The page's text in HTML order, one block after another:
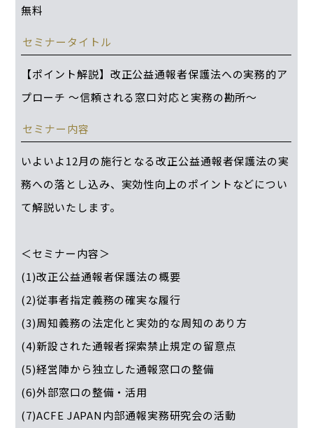
無料
セミナータイトル
【ポイント解説】改正公益通報者保護法への実務的ア
プローチ ～信頼される窓口対応と実務の勘所～
セミナー内容
いよいよ12月の施行となる改正公益通報者保護法の実
務への落とし込み、実効性向上のポイントなどについ
て解説いたします。
＜セミナー内容＞
(1)改正公益通報者保護法の概要
(2)従事者指定義務の確実な履行
(3)周知義務の法定化と実効的な周知のあり方
(4)新設された通報者探索禁止規定の留意点
(5)経営陣から独立した通報窓口の整備
(6)外部窓口の整備・活用
(7)ACFE JAPAN内部通報実務研究会の活動